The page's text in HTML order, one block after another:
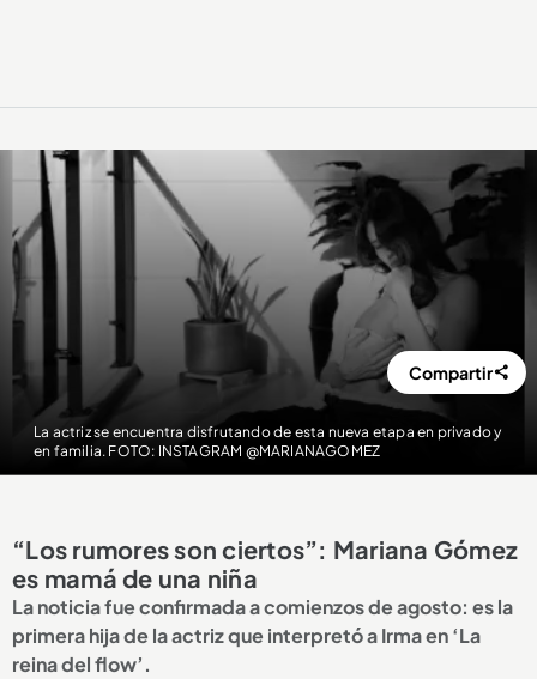
La actriz se encuentra disfrutando de esta nueva etapa en privado y
en familia. FOTO: INSTAGRAM @MARIANAGOMEZ
Compartir
“Los rumores son ciertos”: Mariana Gómez
es mamá de una niña
La noticia fue confirmada a comienzos de agosto: es la
primera hija de la actriz que interpretó a Irma en ‘La
reina del flow’.